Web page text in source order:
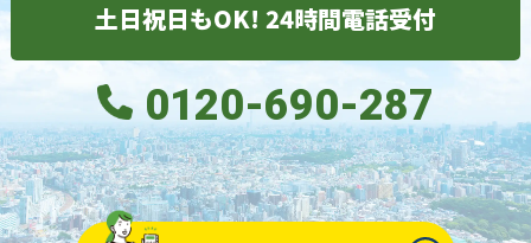
土日祝日もOK! 24時間電話受付
0120-690-287